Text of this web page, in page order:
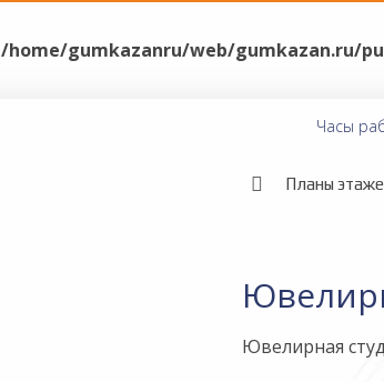
/home/gumkazanru/web/gumkazan.ru/
Часы
Планы
Ювелирная